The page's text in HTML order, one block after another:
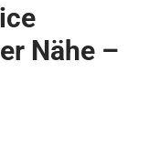
Nähe –